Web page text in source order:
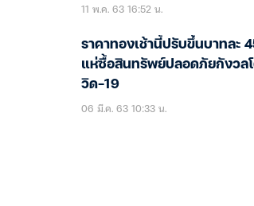
11 พ.ค. 63 16:52 น.
ราคาทองเช้านี้ปรับขึ้นบาทละ
แห่ซื้อสินทรัพย์ปลอดภัยกังวล
วิด-19
06 มี.ค. 63 10:33 น.